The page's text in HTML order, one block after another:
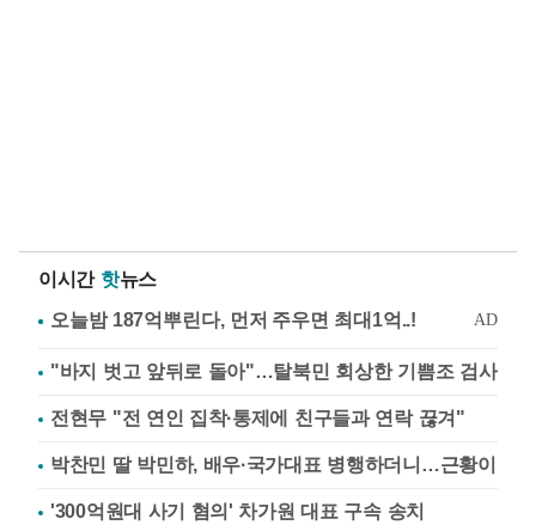
이시간 핫뉴스
"바지 벗고 앞뒤로 돌아"…탈북민 회상한 기쁨조 검사
전현무 "전 연인 집착·통제에 친구들과 연락 끊겨"
박찬민 딸 박민하, 배우·국가대표 병행하더니…근황이
'300억원대 사기 혐의' 차가원 대표 구속 송치